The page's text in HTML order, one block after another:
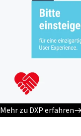
Mehr zu DXP erfahren